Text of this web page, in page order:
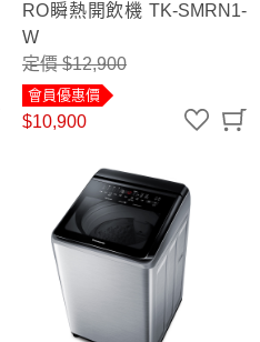
RO瞬熱開飲機 TK-SMRN1-
W
定價 $12,900
會員優惠價
$10,900